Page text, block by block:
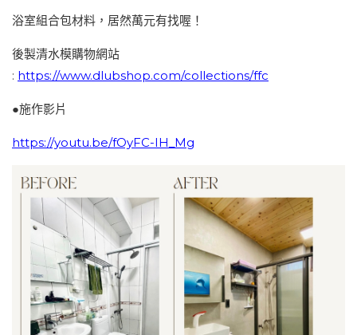
浴室組合包材料，居然萬元有找喔！
後製清水模購物網站
: https://www.dlubshop.com/collections/ffc
●施作影片
https://youtu.be/fOyFC-IH_Mg